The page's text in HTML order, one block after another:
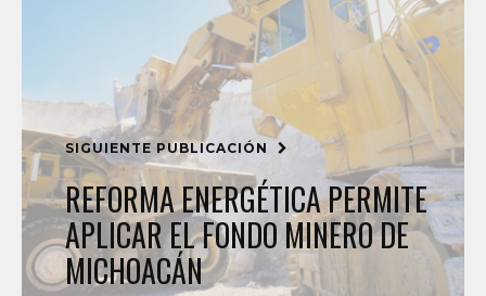
SIGUIENTE PUBLICACIÓN
REFORMA ENERGÉTICA PERMITE
APLICAR EL FONDO MINERO DE
MICHOACÁN